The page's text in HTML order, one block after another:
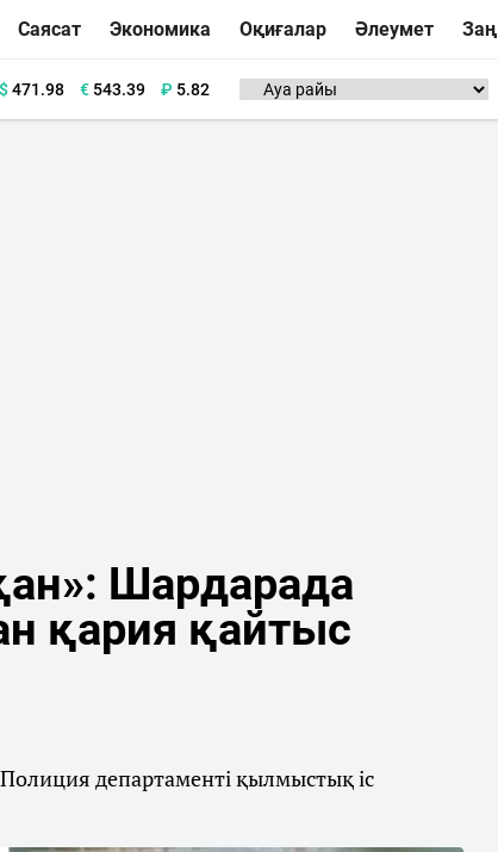
Саясат Экономика Оқиғалар Әлеумет Заң
$471.98 €543.39 ₽ 5.82
Шардарада
қария қайтыс
департаменті қылмыстық іс